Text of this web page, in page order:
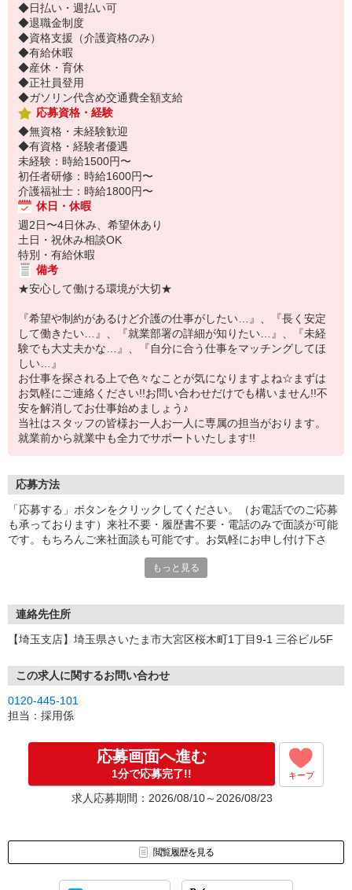
◆日払い・週払い可
◆退職金制度
◆資格支援（介護資格のみ）
◆有給休暇
◆産休・育休
◆正社員登用
◆ガソリン代含め交通費全額支給
応募資格・経験
◆無資格・未経験歓迎
◆有資格・経験者優遇
未経験：時給1500円〜
初任者研修：時給1600円〜
介護福祉士：時給1800円〜
休日・休暇
週2日〜4日休み、希望休あり
土日・祝休み相談OK
特別・有給休暇
備考
★安心して働ける環境が大切★
『希望や制約があるけど介護の仕事がしたい…』、『長く安定
して働きたい…』、『就業部署の詳細が知りたい…』、『未経
験でも大丈夫かな…』、『自分に合う仕事をマッチングしてほ
しい…』
お仕事を探される上で色々なことが気になりますよね☆まずは
お気軽にご連絡ください!!お問い合わせだけでも構いません!!不
安を解消してお仕事始めましょう♪
当社はスタッフの皆様お一人お一人に専属の担当がおります。
就業前から就業中も全力でサポートいたします!!
応募方法
「応募する」ボタンをクリックしてください。（お電話でのご応募
も承っております）来社不要・履歴書不要・電話のみで面談が可能
です。もちろんご来社面談も可能です。お気軽にお申し付け下さ
もっと見る
連絡先住所
【埼玉支店】埼玉県さいたま市大宮区桜木町1丁目9-1 三谷ビル5F
この求人に関するお問い合わせ
0120-445-101
担当：採用係
応募画面へ進む
1分で応募完了!! キープ
求人応募期間：2026/08/10～2026/08/23
閲覧履歴を見る